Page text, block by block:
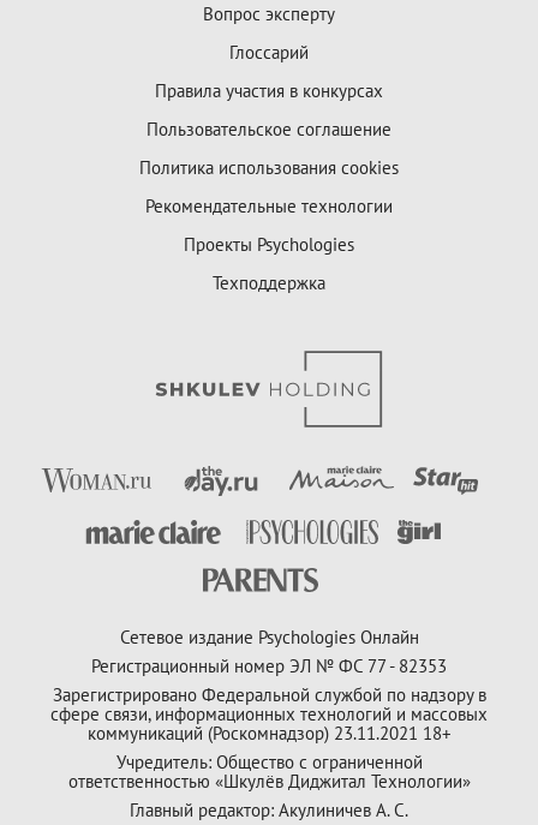
Вопрос эксперту
Глоссарий
Правила участия в конкурсах
Пользовательское соглашение
Политика использования cookies
Рекомендательные технологии
Проекты Psychologies
Техподдержка
Сетевое издание Psychologies Онлайн
Регистрационный номер ЭЛ № ФС 77 - 82353
Зарегистрировано Федеральной службой по надзору в
сфере связи, информационных технологий и массовых
коммуникаций (Роскомнадзор) 23.11.2021 18+
Учредитель: Общество с ограниченной
ответственностью «Шкулёв Диджитал Технологии»
Главный редактор: Акулиничев А. С.